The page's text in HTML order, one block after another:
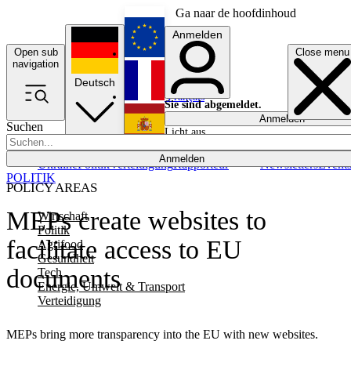
Ga naar de hoofdinhoud
Open sub
navigation
Close menu
Suchen
Anmelden
POLICY AREAS
Wirtschaft
Politik
Agrifood
Gesundheit
Tech
Energie, Umwelt & Transport
Verteidigung
UkrainePolitikVerteidigungRapporteur NewslettersEvents
Deutsch
English
Français
Anmelden
Sie sind abgemeldet.
Anmelden
Licht aus
MEPs create websites to
facilitate access to EU
documents
MEPs bring more transparency into the EU with new websites.
POLITIK